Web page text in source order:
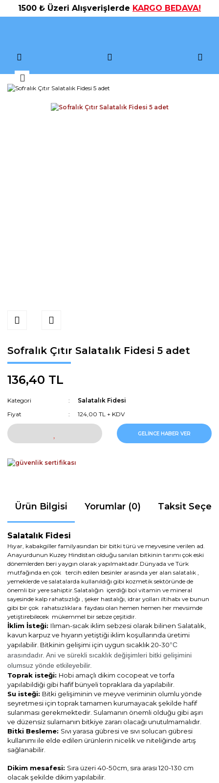
1500 ₺ Üzeri Alışverişlerde KARGO BEDAVA!
Sofralık Çıtır Salatalık Fidesi 5 adet
136,40 TL
Kategori
Salatalık Fidesi
Fiyat
124,00 TL + KDV
GELİNCE HABER VER
Ürün Bilgisi Yorumlar (0) Taksit
Salatalık Fidesi
Hıyar, kabakgiller familyasından bir bitki türü ve meyvesine verilen ad.
Anayurdunun Kuzey Hindistan olduğu sanılan bitkinin tarımı çok eski
dönemlerden beri yaygın olarak yapılmaktadır.Dünyada ve Türk
mutfağında en çok tercih edilen besinler arasında yer alan salatalık ,
yemeklerde ve salatalarda kullanıldığı gibi kozmetik sektöründe de
önemli bir yere sahiptir.Salatalığın içerdiği bol vitamin ve mineral
sayesinde kalp rahatsızlığı , şeker hastalığı, idrar yolları iltihabı ve bunun
gibi bir çok rahatsızlıklara faydası olan hemen hemen her mevsimde
yetiştirebilecek mükemmel bir sebze çeşitidir.
İklim İsteği: Ilıman-sıcak iklim sebzesi olarak bilinen Salatalık,
kavun karpuz ve hıyarın yetiştiği iklim koşullarında üretimi
yapılabilir. Bitkinin gelişimi için uygun sıcaklık 20-30°C
arasındadır. Ani ve sürekli sıcaklık değişimleri bitki gelişimini
olumsuz yönde etkileyebilir.
Toprak isteği: Hobi amaçlı dikim cocopeat ve torfa
yapılabildiği gibi hafif bünyeli topraklara da yapılabilir.
Su isteği: Bitki gelişiminin ve meyve veriminin olumlu yönde
seyretmesi için toprak tamamen kurumayacak şekilde hafif
sulanması gerekmektedir. Sulamanın önemli olduğu gibi aşırı
ve düzensiz sulamanın bitkiye zararı olacağı unutulmamalıdır.
Bitki Besleme: Sıvı yarasa gübresi ve sıvı solucan gübresi
kullanımı ile elde edilen ürünlerin nicelik ve niteliğinde artış
sağlanabilir.
Dikim mesafesi: Sıra üzeri 40-50cm, sıra arası 120-130 cm
olacak şekilde dikim yapılabilir.